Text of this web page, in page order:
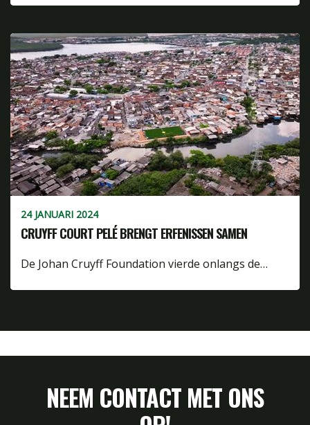
24 JANUARI 2024
CRUYFF COURT PELÉ BRENGT ERFENISSEN SAMEN
De Johan Cruyff Foundation vierde onlangs de…
NEEM CONTACT MET ONS